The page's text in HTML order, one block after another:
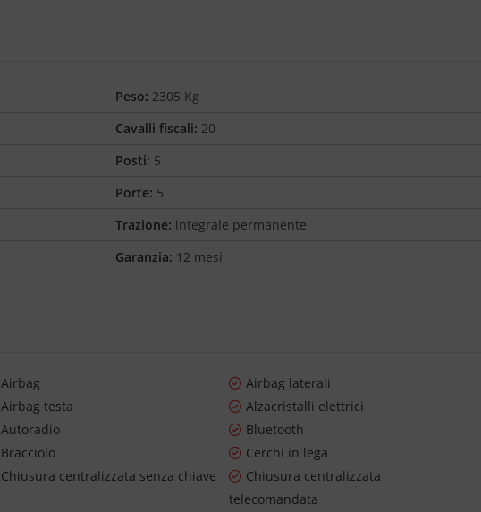
Peso: 2305 Kg
Cavalli fiscali: 20
Posti: 5
Porte: 5
Trazione: integrale permanente
Garanzia: 12 mesi
Airbag
Airbag laterali
Airbag testa
Alzacristalli elettrici
Autoradio
Bluetooth
Bracciolo
Cerchi in lega
Chiusura centralizzata senza chiave
Chiusura centralizzata
telecomandata